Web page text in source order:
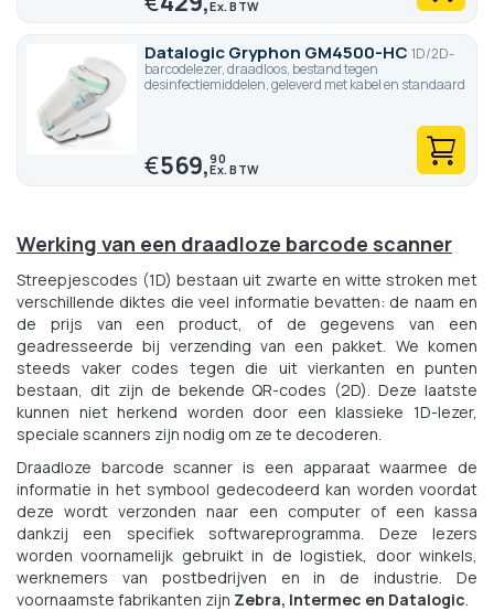
Datalogic Gryphon GM4500-HC 1D/2D-
barcodelezer, draadloos, bestand tegen
desinfectiemiddelen, geleverd met kabel en standaard
€569,90
Werking van een draadloze barcode scanner
Streepjescodes (1D) bestaan uit zwarte en witte stroken met
verschillende diktes die veel informatie bevatten: de naam en
de prijs van een product, of de gegevens van een
geadresseerde bij verzending van een pakket. We komen
steeds vaker codes tegen die uit vierkanten en punten
bestaan, dit zijn de bekende QR-codes (2D). Deze laatste
kunnen niet herkend worden door een klassieke 1D-lezer,
speciale scanners zijn nodig om ze te decoderen.
Draadloze barcode scanner is een apparaat waarmee de
informatie in het symbool gedecodeerd kan worden voordat
deze wordt verzonden naar een computer of een kassa
dankzij een specifiek softwareprogramma. Deze lezers
worden voornamelijk gebruikt in de logistiek, door winkels,
werknemers van postbedrijven en in de industrie. De
voornaamste fabrikanten zijn Zebra, Intermec en Datalogic.